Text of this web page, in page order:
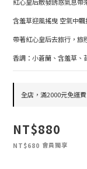
紅心皇后散發誘惑氣息帶
含羞草迎風搖曳 空氣中
帶著紅心皇后去旅行，旅
香調：小蒼蘭、含羞草、
全店，滿2000元免運費
NT$880
NT$680 會員獨享